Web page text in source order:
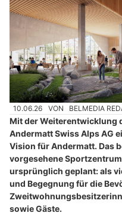
10.06.26 VON BELMEDIA
Mit der Weiterentwicklung
Andermatt Swiss Alps AG
Vision für Andermatt. Das
vorgesehene
ursprünglich geplant: als
und Begegnung für die
sowie Gäste.